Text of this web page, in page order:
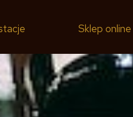
Sklep online